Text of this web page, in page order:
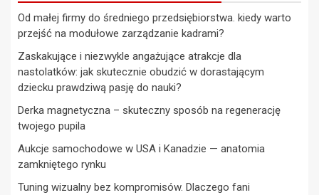
Od małej firmy do średniego przedsiębiorstwa. kiedy warto
przejść na modułowe zarządzanie kadrami?
Zaskakujące i niezwykle angażujące atrakcje dla
nastolatków: jak skutecznie obudzić w dorastającym
dziecku prawdziwą pasję do nauki?
Derka magnetyczna – skuteczny sposób na regenerację
twojego pupila
Aukcje samochodowe w USA i Kanadzie — anatomia
zamkniętego rynku
Tuning wizualny bez kompromisów. Dlaczego fani